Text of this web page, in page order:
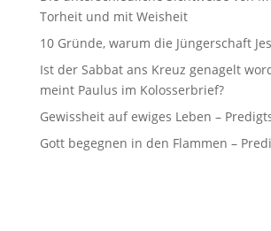
Torheit und mit Weisheit
10 Gründe, warum die Jüngerschaft
Ist der Sabbat ans Kreuz genagelt
meint Paulus im Kolosserbrief?
Gewissheit auf ewiges Leben –
Gott begegnen in den Flammen –